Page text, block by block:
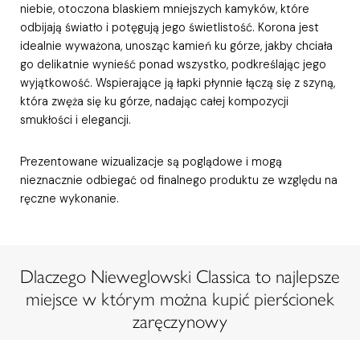
niebie, otoczona blaskiem mniejszych kamyków, które
odbijają światło i potęgują jego świetlistość. Korona jest
idealnie wyważona, unosząc kamień ku górze, jakby chciała
go delikatnie wynieść ponad wszystko, podkreślając jego
wyjątkowość. Wspierające ją łapki płynnie łączą się z szyną,
która zwęża się ku górze, nadając całej kompozycji
smukłości i elegancji.
Prezentowane wizualizacje są poglądowe i mogą
nieznacznie odbiegać od finalnego produktu ze względu na
ręczne wykonanie.
Dlaczego Nieweglowski Classica to najlepsze
miejsce w którym można kupić pierścionek
zaręczynowy